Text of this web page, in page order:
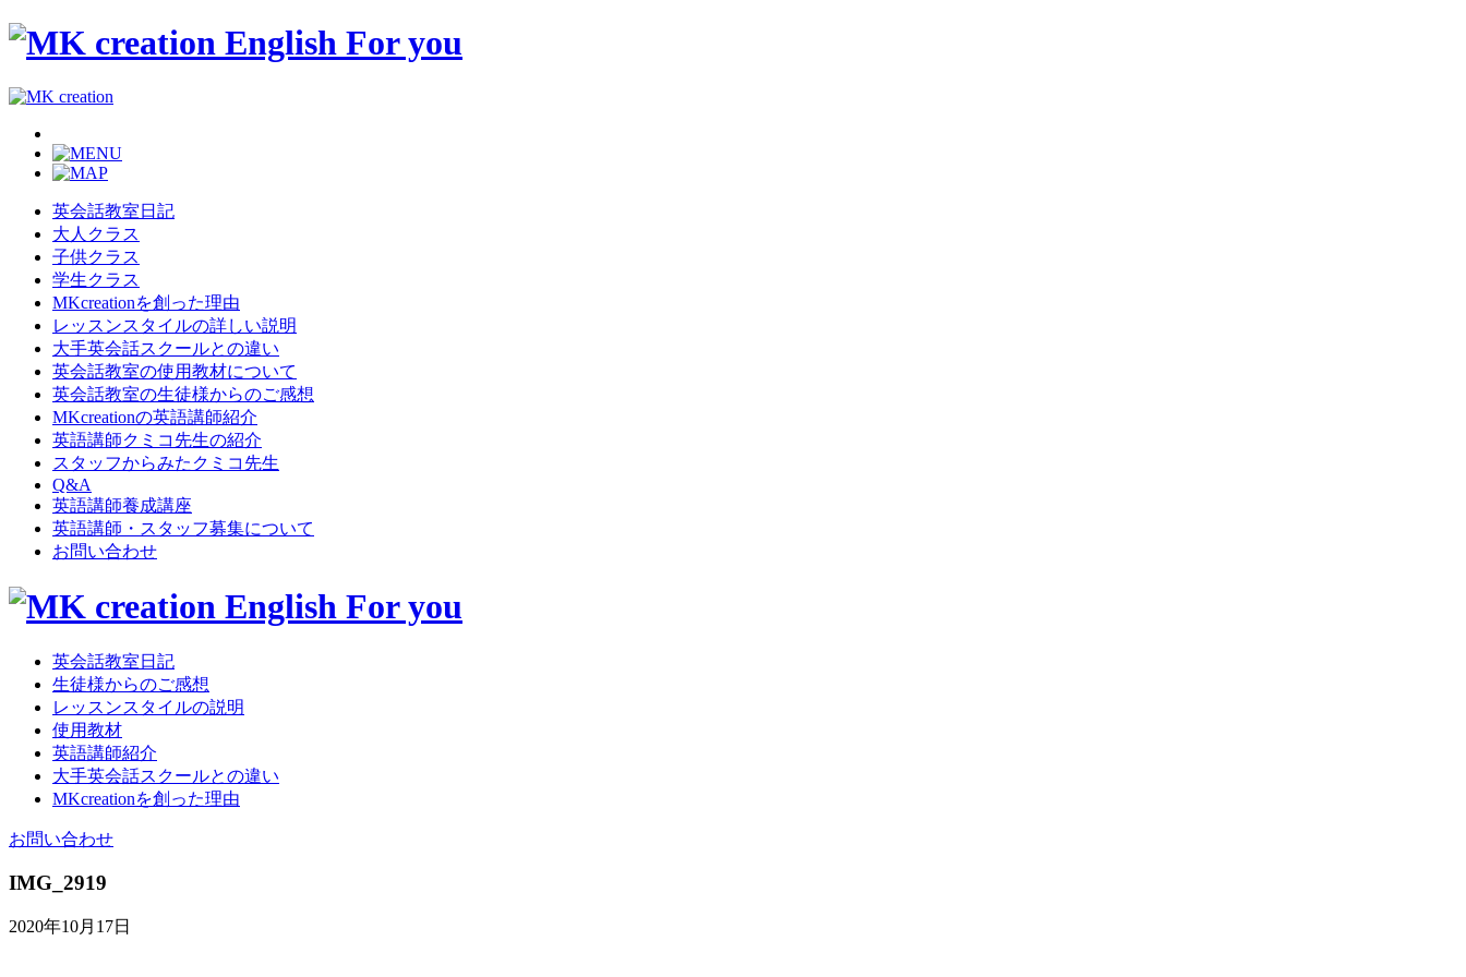
英会話教室日記
大人クラス
子供クラス
学生クラス
MKcreationを創った理由
レッスンスタイルの詳しい説明
大手英会話スクールとの違い
英会話教室の使用教材について
英会話教室の生徒様からのご感想
MKcreationの英語講師紹介
英語講師クミコ先生の紹介
スタッフからみたクミコ先生
Q&A
英語講師養成講座
英語講師・スタッフ募集について
お問い合わせ
英会話教室日記
生徒様からのご感想
レッスンスタイルの説明
使用教材
英語講師紹介
大手英会話スクールとの違い
MKcreationを創った理由
お問い合わせ
IMG_2919
2020年10月17日